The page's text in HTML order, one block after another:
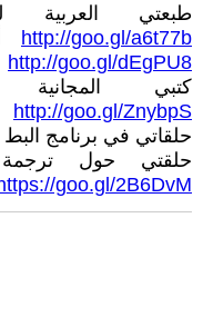
طبعتي
http://goo.gl/a6t77b
http://goo.gl/dEgPU8
كتبي
http://goo.gl/ZnybpS
حلقاتي في برنامج البط
حلقتي حول ترجمة
goo.gl/2B6DvM